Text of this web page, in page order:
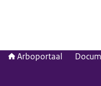
Arboportaal